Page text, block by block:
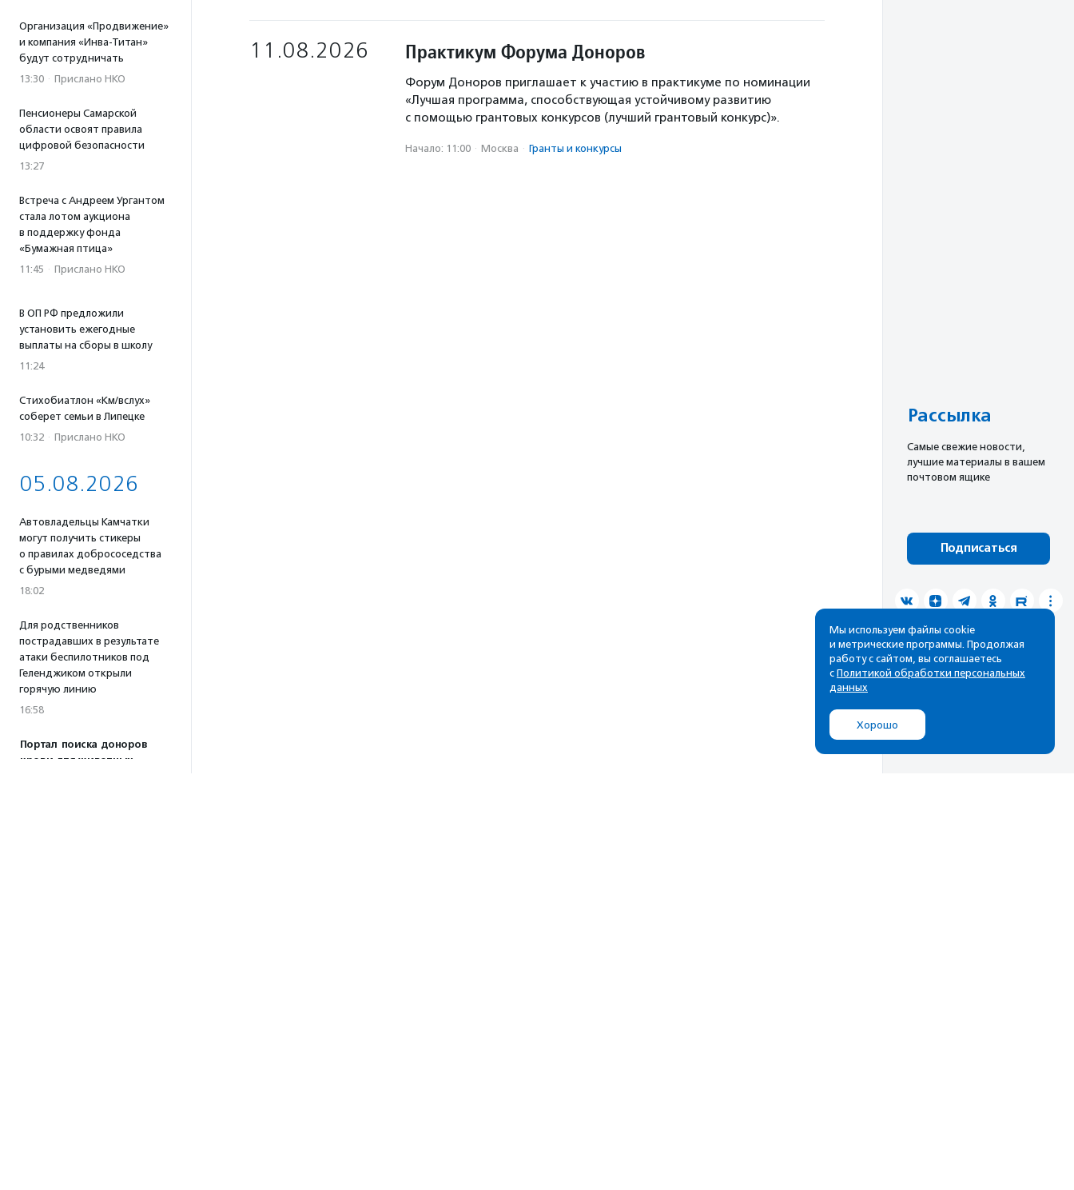
Организация «Продвижение»
и компания «Инва-Титан»
будут сотрудничать
13:30 · Прислано НКО
Пенсионеры Самарской
области освоят правила
цифровой безопасности
13:27
Встреча с Андреем Ургантом
стала лотом аукциона
в поддержку фонда
«Бумажная птица»
11:45 · Прислано НКО
В ОП РФ предложили
установить ежегодные
выплаты на сборы в школу
11:24
Стихобиатлон «Км/вслух»
соберет семьи в Липецке
10:32 · Прислано НКО
05.08.2026
Автовладельцы Камчатки
могут получить стикеры
о правилах добрососедства
с бурыми медведями
18:02
Для родственников
пострадавших в результате
атаки беспилотников под
Геленджиком открыли
горячую линию
16:58
Портал поиска доноров
крови для животных
11.08.2026 Практикум Форума Доноров
Форум Доноров приглашает к участию в практикуме по номинации
«Лучшая программа, способствующая устойчивому развитию
с помощью грантовых конкурсов (лучший грантовый конкурс)».
Начало: 11:00 · Москва · Гранты и конкурсы
Рассылка
Cамые свежие новости,
лучшие материалы в вашем
почтовом ящике
Подписаться
Мы используем файлы cookie
и метрические программы. Продолжая
работу с сайтом, вы соглашаетесь
с Политикой обработки персональных
данных
Хорошо